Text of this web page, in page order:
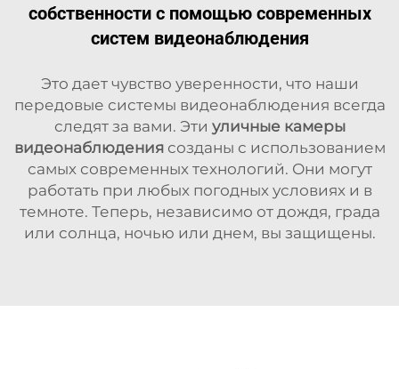
собственности с помощью современных
систем видеонаблюдения
Это дает чувство уверенности, что наши
передовые системы видеонаблюдения всегда
следят за вами. Эти уличные камеры
видеонаблюдения созданы с использованием
самых современных технологий. Они могут
работать при любых погодных условиях и в
темноте. Теперь, независимо от дождя, града
или солнца, ночью или днем, вы защищены.